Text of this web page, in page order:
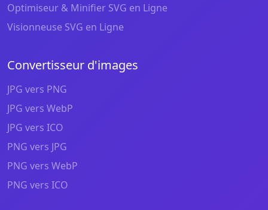
Optimiseur & Minifier SVG en Ligne
Visionneuse SVG en Ligne
Convertisseur d'images
JPG vers PNG
JPG vers WebP
JPG vers ICO
PNG vers JPG
PNG vers WebP
PNG vers ICO